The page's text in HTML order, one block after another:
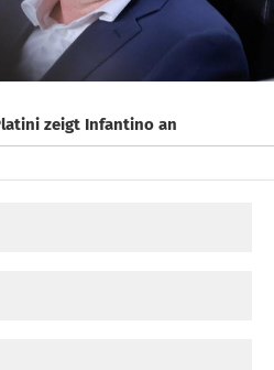
zeigt Infantino an